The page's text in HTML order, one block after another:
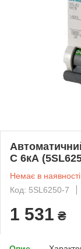
С 6кА
Немає в наявності
Код: 5SL6250-7
1 531 ₴